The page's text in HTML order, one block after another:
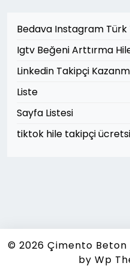
Bedava Instagram Türk
Igtv Beğeni Arttırma
Linkedin Takipçi
Liste
Sayfa Listesi
tiktok hile takipçi
© 2026 Çimento Beton
by Wp